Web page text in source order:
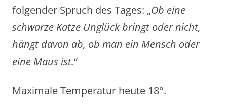
folgender Spruch des Tages: „Ob eine
schwarze Katze Unglück bringt oder nicht,
hängt davon ab, ob man ein Mensch oder
eine Maus ist.“
Maximale Temperatur heute 18°.